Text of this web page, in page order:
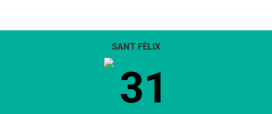
SANT FÈLIX
31